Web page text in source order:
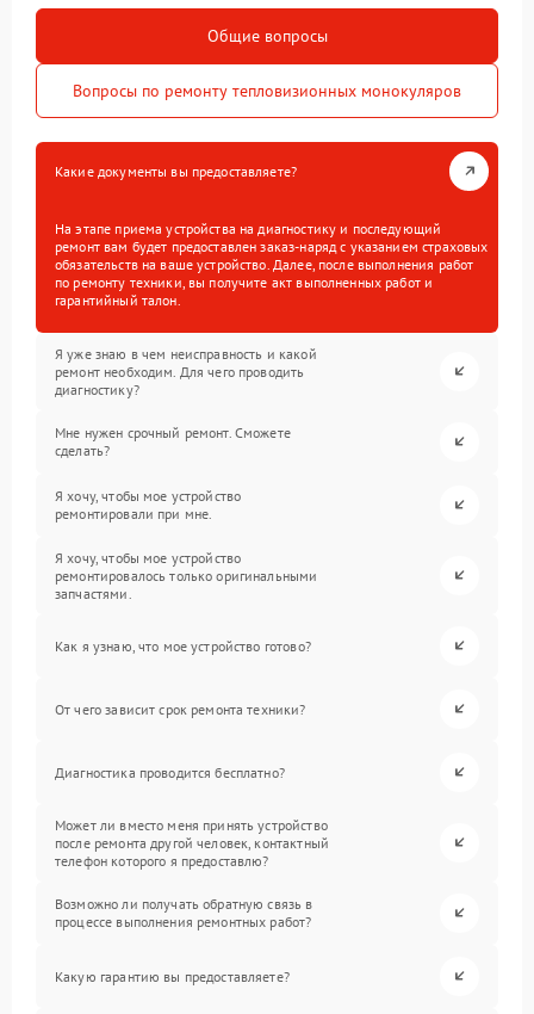
Общие вопросы
Вопросы по ремонту тепловизионных монокуляров
Какие документы вы предоставляете?
На этапе приема устройства на диагностику и последующий
ремонт вам будет предоставлен заказ-наряд с указанием страховых
обязательств на ваше устройство. Далее, после выполнения работ
по ремонту техники, вы получите акт выполненных работ и
гарантийный талон.
Я уже знаю в чем неисправность и какой
ремонт необходим. Для чего проводить
диагностику?
Мне нужен срочный ремонт. Сможете
сделать?
Я хочу, чтобы мое устройство
ремонтировали при мне.
Я хочу, чтобы мое устройство
ремонтировалось только оригинальными
запчастями.
Как я узнаю, что мое устройство готово?
От чего зависит срок ремонта техники?
Диагностика проводится бесплатно?
Может ли вместо меня принять устройство
после ремонта другой человек, контактный
телефон которого я предоставлю?
Возможно ли получать обратную связь в
процессе выполнения ремонтных работ?
Какую гарантию вы предоставляете?